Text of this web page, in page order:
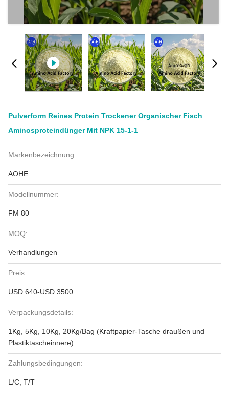
Pulverform Reines Protein Trockener Organischer Fisch
Aminosproteindünger Mit NPK 15-1-1
Markenbezeichnung:
AOHE
Modellnummer:
FM 80
MOQ:
Verhandlungen
Preis:
USD 640-USD 3500
Verpackungsdetails:
1Kg, 5Kg, 10Kg, 20Kg/Bag (Kraftpapier-Tasche draußen und
Plastiktascheinnere)
Zahlungsbedingungen:
L/C, T/T